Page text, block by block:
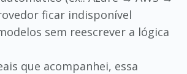
ficar indisponível
sem reescrever a lógica
que acompanhei, essa